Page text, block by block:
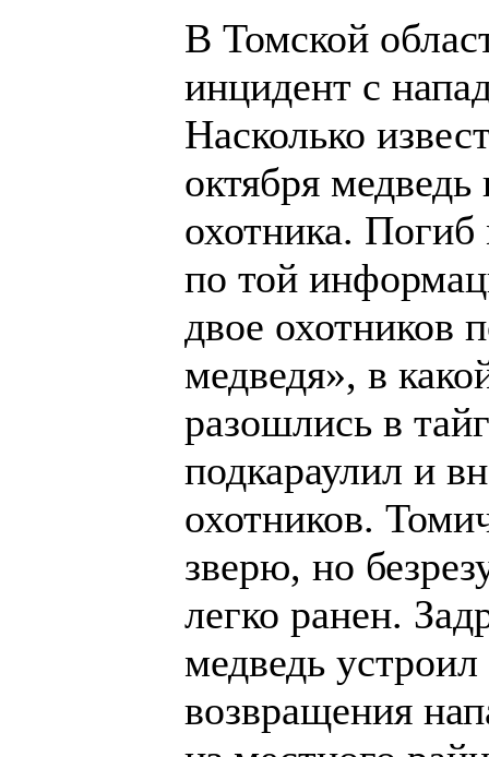
В Томской
инцидент с
Насколько
октября
охотника.
по той
двое охотников
медведя», в
разошлись в
подкараулил и
охотников.
зверю, но
легко ранен.
медведь
возвращения